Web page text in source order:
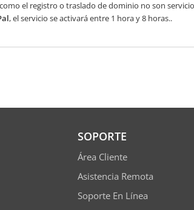
el registro o traslado de dominio no son
, el servicio se activará entre 1 hora y 8 horas..
SOPORTE
Área Cliente
Asistencia Remota
Soporte En Línea